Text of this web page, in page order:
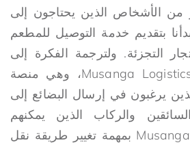
من الأشخاص الذين يحتاجون إلى
بتقديم خدمة التوصيل للمطعم
التجزئة. ولترجمة الفكرة إلى
عمل تجاري، أنشأ Musanga Logistics، وهي منصة
يرغبون في إرسال البضائع إلى
والركاب الذين يمكنهم
التوصيل هناك. تقوم Musanga بمهمة تغيير طريقة نقل